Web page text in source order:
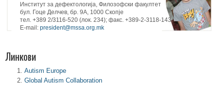
Институт за дефектологија, Филозофски факултет
бул. Гоце Делчев, бр. 9А, 1000 Скопје
тел. +389 2/3116-520 (лок. 234); факс. +389-2-3118-143
E-mail:president@mssa.org.mk
Линкови
Autism Europe
Global Autism Collaboration